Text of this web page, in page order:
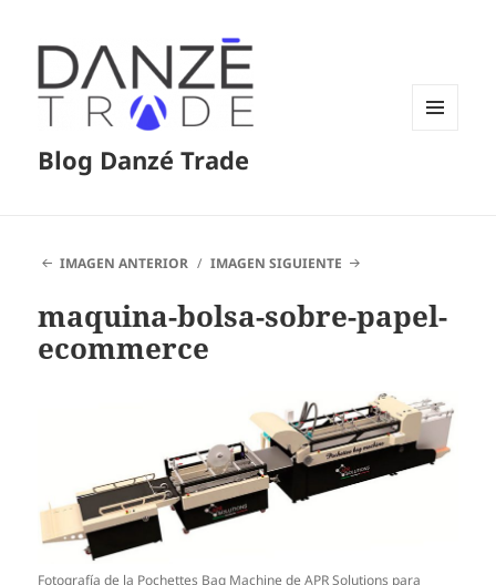
Blog Danzé Trade
IMAGEN ANTERIOR IMAGEN SIGUIENTE
maquina-bolsa-sobre-papel-
ecommerce
Fotografía de la Pochettes Bag Machine de APR Solutions para